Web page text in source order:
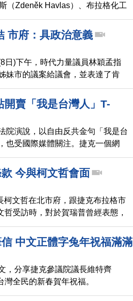
（Zdeněk Havlas）、布拉格化工
Matějka）、布拉格理工大學
）等9人，今（31）日下午參訪國
錫福代表迎接。
市府：具政治意義
日)下午，時代力量議員林穎孟指
妹市的議案給議會，並表達了肯
市的時間，可能將會在明年一月，
賣「我是台灣人」T-
院演說，以自由反共金句「我是台
也受國際媒體關注。捷克一個網
。
今與柯文哲會面
文哲在北市府，跟捷克布拉格市
受訪時，對於賀瑞普曾經表態，
包含承認一中，柯文哲怎麼回應，
中文正體字兔年祝福滿滿
，分享捷克參議院議長維特齊
灣全民的新春賀年祝福。